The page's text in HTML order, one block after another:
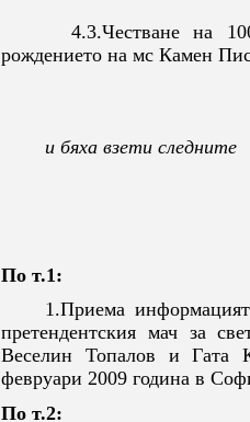
4.3.Честване на
рождението на мс Камен
и бяха взети следните
По т.1:
1.Приема
претендентския мач за
Веселин Топалов и Гата
февруари 2009 година в
По т.2: